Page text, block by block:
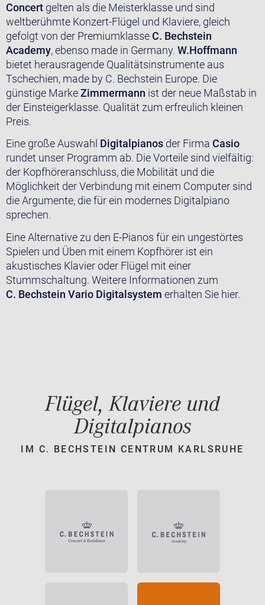
Concert gelten als die Meisterklasse und sind
weltberühmte Konzert-Flügel und Klaviere, gleich
gefolgt von der PremiumklasseC. Bechstein
Academy, ebenso made in Germany. W.Hoffmann
bietet herausragende Qualitätsinstrumente aus
Tschechien, made by C. Bechstein Europe. Die
günstige MarkeZimmermann ist der neue Maßstab in
der Einsteigerklasse. Qualität zum erfreulich kleinen
Preis.
Eine große Auswahl Digitalpianos der Firma Casio
rundet unser Programm ab. Die Vorteile sind vielfältig:
der Kopfhöreranschluss, die Mobilität und die
Möglichkeit der Verbindung mit einem Computer sind
die Argumente, die für ein modernes Digitalpiano
sprechen.
Eine Alternative zu den E-Pianos für ein ungestörtes
Spielen und Üben mit einem Kopfhörer ist ein
akustisches Klavier oder Flügel mit einer
Stummschaltung. Weitere Informationen zum
C. Bechstein Vario Digitalsystem erhalten Sie hier.
Flügel, Klaviere und
Digitalpianos
IM C. BECHSTEIN CENTRUM KARLSRUHE